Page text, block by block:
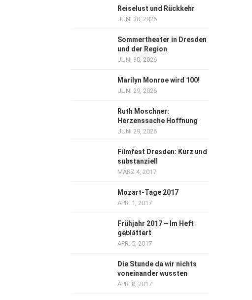
Reiselust und Rückkehr
JUNI 30, 2026
Sommertheater in Dresden
und der Region
JUNI 30, 2026
Marilyn Monroe wird 100!
JUNI 29, 2026
Ruth Moschner:
Herzenssache Hoffnung
JUNI 29, 2026
Filmfest Dresden: Kurz und
substanziell
MÄRZ 4, 2017
Mozart-Tage 2017
APR. 1, 2017
Frühjahr 2017 – Im Heft
geblättert
APR. 5, 2017
Die Stunde da wir nichts
voneinander wussten
APR. 8, 2017